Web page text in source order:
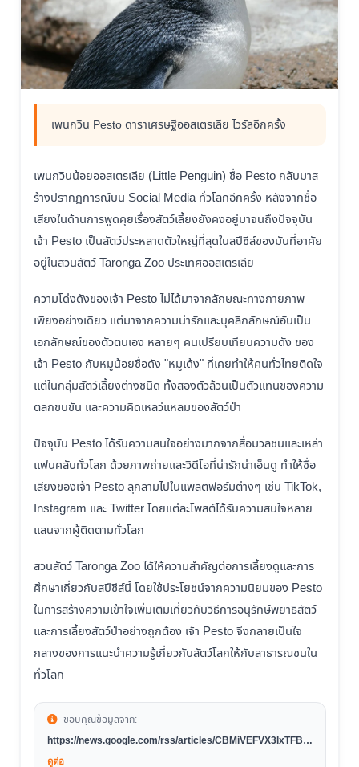
เพนกวิน Pesto ดาราเศรษฐีออสเตรเลีย ไวรัลอีกครั้ง
เพนกวินน้อยออสเตรเลีย (Little Penguin) ชื่อ Pesto กลับมาส
ร้างปรากฏการณ์บน Social Media ทั่วโลกอีกครั้ง หลังจากชื่อ
เสียงในด้านการพูดคุยเรื่องสัตว์เลี้ยงยังคงอยู่มาจนถึงปัจจุบัน
เจ้า Pesto เป็นสัตว์ประหลาดตัวใหญ่ที่สุดในสปีชีส์ของมันที่อาศัย
อยู่ในสวนสัตว์ Taronga Zoo ประเทศออสเตรเลีย
ความโด่งดังของเจ้า Pesto ไม่ได้มาจากลักษณะทางกายภาพ
เพียงอย่างเดียว แต่มาจากความน่ารักและบุคลิกลักษณ์อันเป็น
เอกลักษณ์ของตัวตนเอง หลายๆ คนเปรียบเทียบความดัง ของ
เจ้า Pesto กับหมูน้อยชื่อดัง "หมูเด้ง" ที่เคยทำให้คนทั่วไทยติดใจ
แต่ในกลุ่มสัตว์เลี้ยงต่างชนิด ทั้งสองตัวล้วนเป็นตัวแทนของความ
ตลกขบขัน และความคิดเหลว่แหลมของสัตว์ป่า
ปัจจุบัน Pesto ได้รับความสนใจอย่างมากจากสื่อมวลชนและเหล่า
แฟนคลับทั่วโลก ด้วยภาพถ่ายและวิดีโอที่น่ารักน่าเอ็นดู ทำให้ชื่อ
เสียงของเจ้า Pesto ลุกลามไปในแพลตฟอร์มต่างๆ เช่น TikTok,
Instagram และ Twitter โดยแต่ละโพสต์ได้รับความสนใจหลาย
แสนจากผู้ติดตามทั่วโลก
สวนสัตว์ Taronga Zoo ได้ให้ความสำคัญต่อการเลี้ยงดูและการ
ศึกษาเกี่ยวกับสปีชีส์นี้ โดยใช้ประโยชน์จากความนิยมของ Pesto
ในการสร้างความเข้าใจเพิ่มเติมเกี่ยวกับวิธีการอนุรักษ์พยาธิสัตว์
และการเลี้ยงสัตว์ป่าอย่างถูกต้อง เจ้า Pesto จึงกลายเป็นใจ
กลางของการแนะนำความรู้เกี่ยวกับสัตว์โลกให้กับสาธารณชนใน
ทั่วโลก
ขอบคุณข้อมูลจาก:
https://news.google.com/rss/articles/CBMiVEFVX3lxTFBs
M2k1U1dYc3FQbDQ4TGRGSHhiOFhCZzZ4TVJqX3hmaEp
ดูต่อ